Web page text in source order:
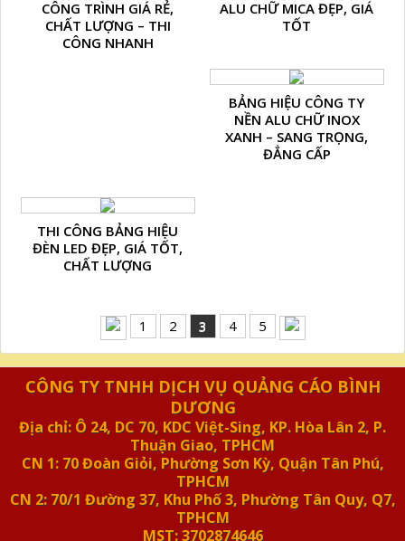
CÔNG TRÌNH GIÁ RẺ,
CHẤT LƯỢNG – THI
CÔNG NHANH
ALU CHỮ MICA ĐẸP, GIÁ
TỐT
BẢNG HIỆU CÔNG TY
NỀN ALU CHỮ INOX
XANH – SANG TRỌNG,
ĐẲNG CẤP
THI CÔNG BẢNG HIỆU
ĐÈN LED ĐẸP, GIÁ TỐT,
CHẤT LƯỢNG
1 2 3 4 5
CÔNG TY TNHH DỊCH VỤ QUẢNG CÁO BÌNH
DƯƠNG
Địa chỉ: Ô 24, DC 70, KDC Việt-Sing, KP. Hòa Lân 2, P.
Thuận Giao, TPHCM
CN 1: 70 Đoàn Giỏi, Phường Sơn Kỳ, Quận Tân Phú,
TPHCM
CN 2: 70/1 Đường 37, Khu Phố 3, Phường Tân Quy, Q7,
TPHCM
MST: 3702874646